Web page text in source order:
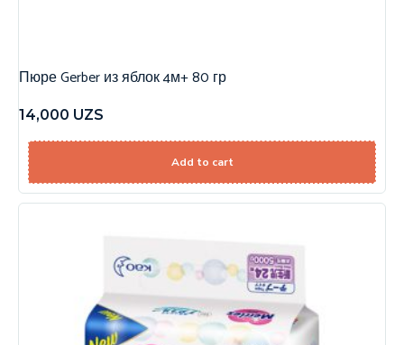
Пюре Gerber из яблок 4м+ 80 гр
14,000 UZS
Add to cart